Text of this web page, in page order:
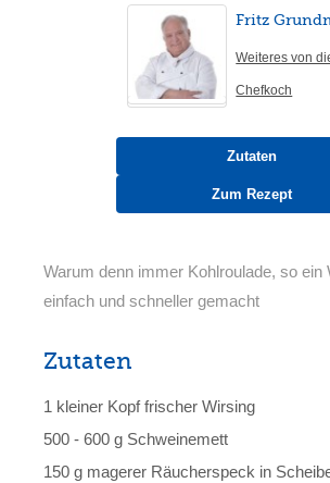
Fritz
Weiteres von
Chefkoch
Zutaten
Zum Rezept
Warum denn immer Kohlroulade, so ein
einfach und schneller gemacht
Zutaten
1 kleiner Kopf frischer Wirsing
500 - 600 g Schweinemett
150 g magerer Räucherspeck in